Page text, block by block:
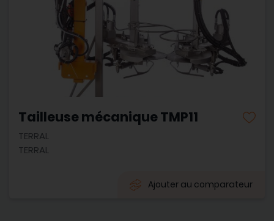
Tailleuse mécanique TMP11
TERRAL
TERRAL
Ajouter au comparateur